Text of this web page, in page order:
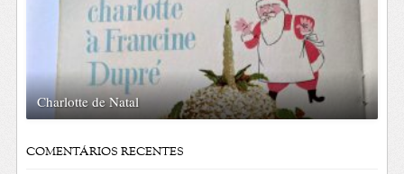
Charlotte de Natal
COMENTÁRIOS RECENTES